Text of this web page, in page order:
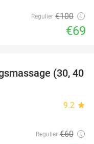
Regulier €100
€69
60%
(30, 40
9.2 star
Regulier €60